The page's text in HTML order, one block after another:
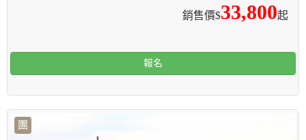
銷售價$33,800起
報名
團